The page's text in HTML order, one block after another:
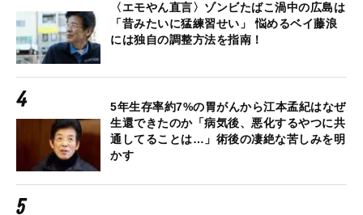
〈エモやん直言〉ゾンビたばこ渦中の広島は
「昔みたいに猛練習せい」 悩めるベイ藤浪
には独自の調整方法を指南！
5年生存率約7%の胃がんから江本孟紀はなぜ
生還できたのか「病気後、悪化するやつに共
通してることは…」術後の凄絶な苦しみを明
かす